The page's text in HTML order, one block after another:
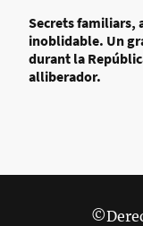
Secrets familiars,
inoblidable. Un
durant la
alliberador.